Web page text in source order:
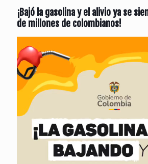
¡Bajó la gasolina y el alivio ya se
de millones de colombianos!
de
vídeo